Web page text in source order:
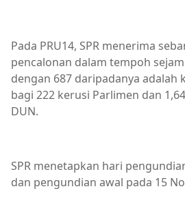
Pada PRU14, SPR menerima
pencalonan dalam tempoh
dengan 687 daripadanya adalah
bagi 222 kerusi Parlimen dan
DUN.
SPR menetapkan hari
dan pengundian awal pada 15